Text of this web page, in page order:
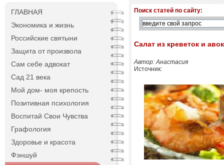
ГЛАВНАЯ
Экономика и жизнь
Российские святыни
Защита от произвола
Сам себе адвокат
Сад 21 века
Мой дом- моя крепость
Позитивная психология
Воспитай Свои Чувства
Графология
Здоровье и красота
Фэншуй
Поиск статей по сайту:
Салат из креветок и
Автор: Анастасия
Источник: